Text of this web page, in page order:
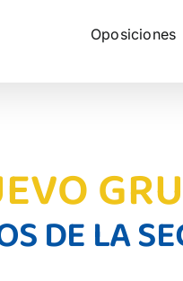
Oposiciones
DE LA